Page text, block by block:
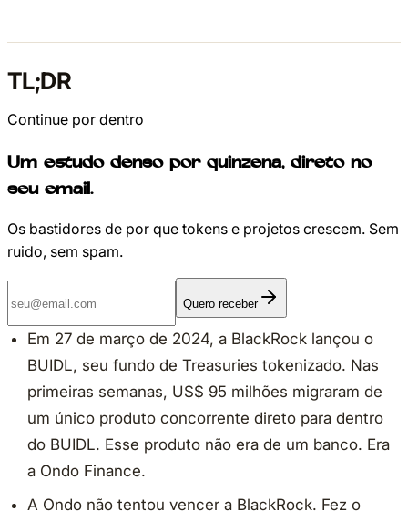
TL;DR
Continue por dentro
Um estudo denso por quinzena, direto no
seu email.
Os bastidores de por que tokens e projetos crescem. Sem
ruido, sem spam.
Quero receber
Em 27 de março de 2024, a BlackRock lançou o
BUIDL, seu fundo de Treasuries tokenizado. Nas
primeiras semanas, US$ 95 milhões migraram de
um único produto concorrente direto para dentro
do BUIDL. Esse produto não era de um banco. Era
a Ondo Finance.
A Ondo não tentou vencer a BlackRock. Fez o